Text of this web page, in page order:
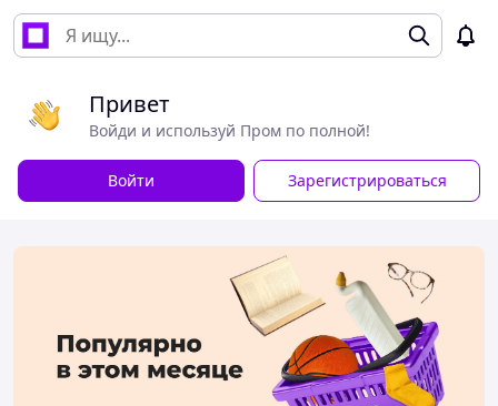
Привет
Войди и используй Пром по полной!
Войти Зарегистрироваться